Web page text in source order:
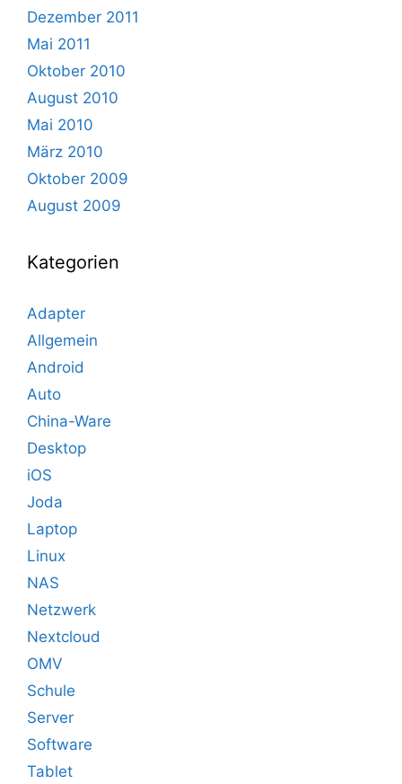
Dezember 2011
Mai 2011
Oktober 2010
August 2010
Mai 2010
März 2010
Oktober 2009
August 2009
Kategorien
Adapter
Allgemein
Android
Auto
China-Ware
Desktop
iOS
Joda
Laptop
Linux
NAS
Netzwerk
Nextcloud
OMV
Schule
Server
Software
Tablet